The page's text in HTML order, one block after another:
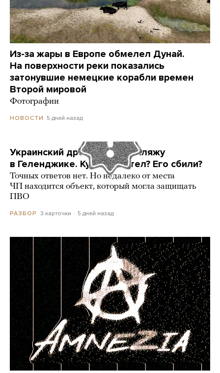
Из-за жары в Европе обмелел Дунай.
На поверхности реки показались
затонувшие немецкие корабли времен
Второй мировой
Фотографии
НОВОСТИ 5 дней назад
Украинский дрон попал по пляжу
в Геленджике. Куда он летел? Его сбили?
Точных ответов нет. Но недалеко от места
ЧП находится объект, который могла защищать
ПВО
РАЗБОР 3 карточки 5 дней назад